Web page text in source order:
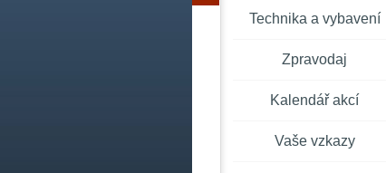
Technika a vybavení
Zpravodaj
Kalendář akcí
Vaše vzkazy